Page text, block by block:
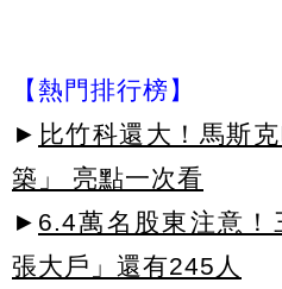
【熱門排行榜】
► 比竹科還大！馬斯
築」 亮點一次看
► 6.4萬名股東注意！
張大戶」還有245人